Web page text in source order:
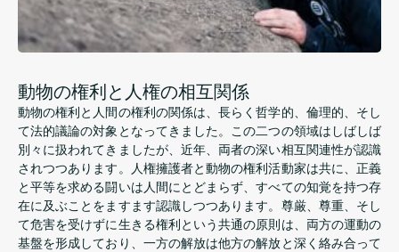
動物の権利と人権の相互関係
動物の権利と人間の権利の関係は、長らく哲学的、倫理的、そし
て法的議論の対象となってきました。この二つの領域はしばしば
別々に扱われてきましたが、近年、両者の深い相互関連性が認識
されつつあります。人権擁護者と動物の権利活動家は共に、正義
と平等を求める闘いは人間にとどまらず、すべての知覚を持つ存
在に及ぶことをますます認識しつつあります。尊厳、尊重、そし
て危害を受けずに生きる権利という共通の原則は、両方の運動の
基盤を形成しており、一方の解放は他方の解放と深く絡み合って